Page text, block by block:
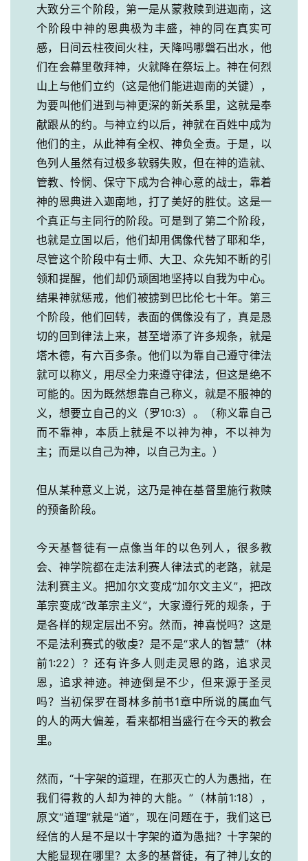
大致分三个阶段，第一是从蒙救赎到进迦南，这
个阶段中神的恩典极为丰盛，神的同在真实可
感，日间云柱夜间火柱，天降吗哪磐石出水，他
们在会幕里敬拜神，火就降在祭坛上。神在何烈
山上与他们立约（这是他们能进迦南的关键），
为要叫他们进到与神更深的新关系里，这就是奉
献跟从的约。与神立约以后，神就在百姓中成为
他们的主，从此神有全权、神负全责。于是，以
色列人虽然有过极多软弱失败，但在神的造就、
管教、怜悯、保守下成为合神心意的战士，靠着
神的恩典进入迦南地，打了美好的胜仗。这是一
个真正与主同行的阶段。可是到了第二个阶段，
也就是立国以后，他们却用偶像代替了耶和华，
尽管这个阶段中有士师、大卫、众先知不断的引
领和提醒，他们却仍顽固地坚持以自我为中心。
结果神就惩戒，他们被掳到巴比伦七十年。第三
个阶段，他们回转，表面的偶像没有了，真是恳
切的回到律法上来，甚至增添了许多规条，就是
塔木德，有六百多条。他们以为靠自己遵守律法
就可以称义，用尽全力来遵守律法，但这是绝不
可能的。因为既然想靠自己称义，就是不服神的
义，想要立自己的义（罗10:3）。（称义靠自己
而不靠神，本质上就是不以神为神，不以神为
主；而是以自己为神，以自己为主。）
但从某种意义上说，这乃是神在基督里施行救赎
的预备阶段。
今天基督徒有一点像当年的以色列人，很多教
会、神学院都在走法利赛人律法式的老路，就是
法利赛主义。把加尔文变成“加尔文主义”，把改
革宗变成“改革宗主义”，大家遵行死的规条，于
是各样的规定层出不穷。然而，神喜悦吗？这是
不是法利赛式的敬虔？是不是“求人的智慧”（林
前1:22）？还有许多人则走灵恩的路，追求灵
恩，追求神迹。神迹倒是不少，但来源于圣灵
吗？当初保罗在哥林多前书1章中所说的属血气
的人的两大偏差，看来都相当盛行在今天的教会
里。
然而，“十字架的道理，在那灭亡的人为愚拙，在
我们得救的人却为神的大能。”（林前1:18），
原文“道理”就是“道”，现在问题在于，我们这已
经信的人是不是以十字架的道为愚拙？十字架的
大能显现在哪里？太多的基督徒，有了神儿女的